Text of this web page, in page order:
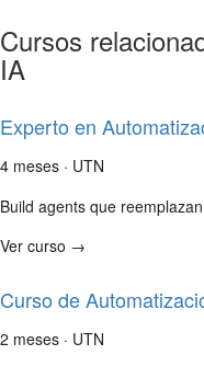
Cursos
IA
Experto en
4 meses · UTN
Build agents que
Ver curso →
Curso de
2 meses · UTN